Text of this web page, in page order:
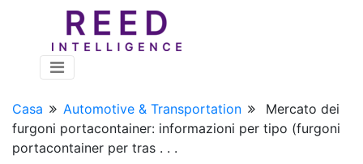
Casa Automotive & Transportation
Mercato dei
furgoni portacontainer: informazioni per tipo (furgoni
portacontainer per tras . . .